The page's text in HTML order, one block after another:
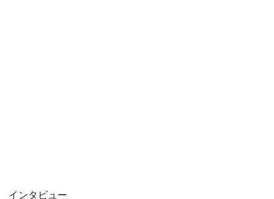
インタビュー